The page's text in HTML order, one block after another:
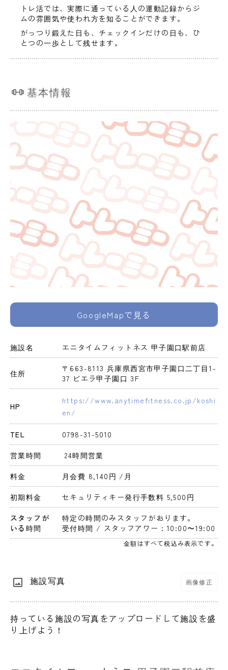
トレ活では、実際に通っている人の運動記録からジ
ムの雰囲気や使われ方を知ることができます。
がっつり鍛えた日も、チェックインだけの日も、ひ
とつの一歩として残せます。
基本情報
GoogleMapで見る
施設名 エニタイムフィットネス 甲子園口駅前店
住所
〒663-8113 兵庫県西宮市甲子園口二丁目1-
37 ビエラ甲子園口 3F
HP
https://www.anytimefitness.co.jp/koshi
en/
TEL 0798-31-5010
営業時間 24時間営業
料金 月会費 8,140円 /月
初期料金 セキュリティキー発行手数料 5,500円
スタッフが
いる時間
特定の時間のみスタッフがおります。
受付時間 / スタッフアワー：10:00〜19:00
金額はすべて税込み表示です。
施設写真 画像修正
持っている施設の写真をアップロードして施設を盛
り上げよう！